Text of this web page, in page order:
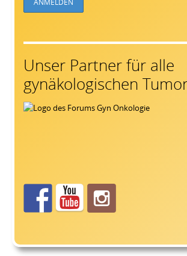
Unser Partner für alle
gynäkologischen